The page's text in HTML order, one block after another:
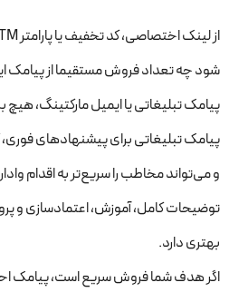
شود چه تعداد فروش مستقیما از پیامک
پیامک تبلیغاتی یا ایمیل مارکتینگ، هیچ
پیامک تبلیغاتی برای پیشنهادهای
و می‌تواند مخاطب را سریع‌تر به اقدام
توضیحات کامل، آموزش، اعتمادسازی و
بهتری دارد.
اگر هدف شما فروش سریع است، پیامک